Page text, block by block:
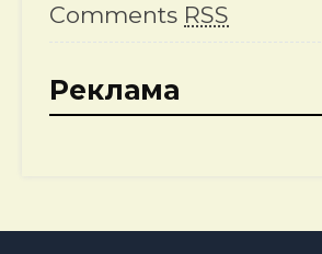
Comments RSS
Реклама